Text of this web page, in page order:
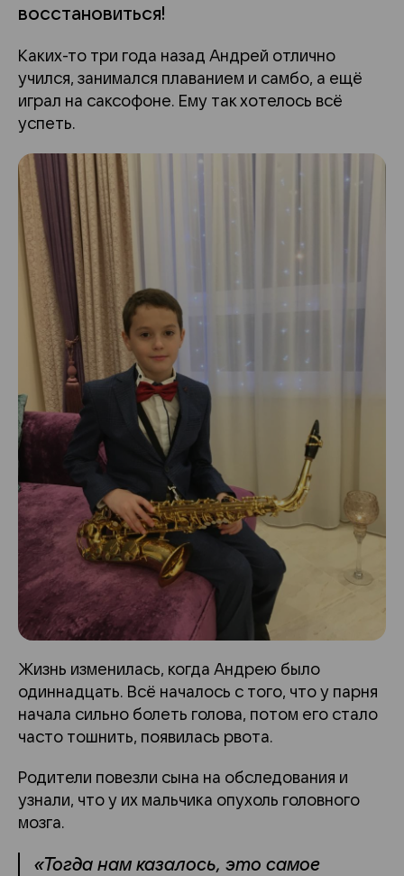
восстановиться!
Каких-то три года назад Андрей отлично
учился, занимался плаванием и самбо, а ещё
играл на саксофоне. Ему так хотелось всё
успеть.
Жизнь изменилась, когда Андрею было
одиннадцать. Всё началось с того, что у парня
начала сильно болеть голова, потом его стало
часто тошнить, появилась рвота.
Родители повезли сына на обследования и
узнали, что у их мальчика опухоль головного
мозга.
«Тогда нам казалось, это самое